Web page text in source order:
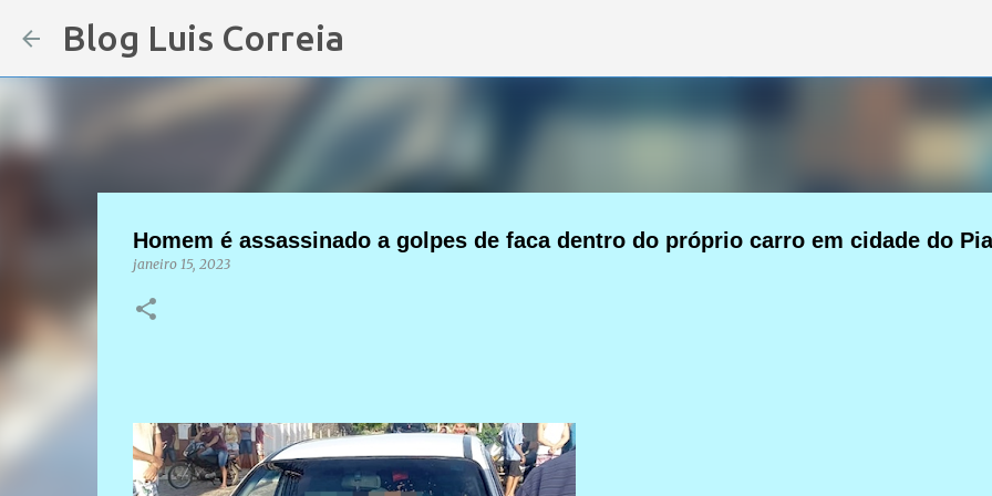
Blog Luis Correia
Homem é assassinado a golpes de faca dentro do próprio carro em cidade do
janeiro 15, 2023